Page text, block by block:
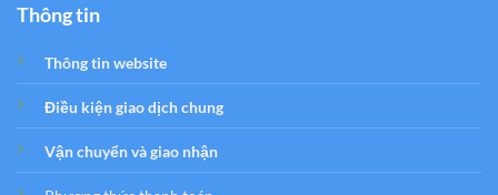
Thông tin
Thông tin website
Điều kiện giao dịch chung
Vận chuyển và giao nhận